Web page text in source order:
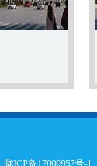
陇ICP备17000957号-1